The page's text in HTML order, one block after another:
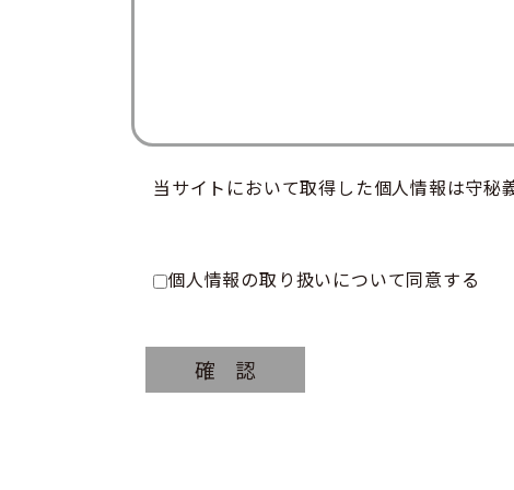
当サイトにおいて取得した個人情報は守秘
個人情報の取り扱いについて同意する
確認